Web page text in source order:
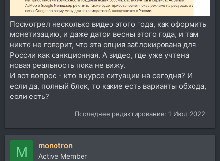
Посмотрел несколько видео этого года, как оформить
монетизацию, и даже датой весны этого года, и там
никто не говорит, что эта опция заблокирована для
России как санкционная. А видео, где уже учтена
новая реальность пока не вижу.
И вот вопрос - кто в курсе ситуации на сегодня? И
если да, полный блок, то какие есть варианты обхода,
если есть?
Последнее редактирование: 1 Июл 2022
M monotron
Active Member